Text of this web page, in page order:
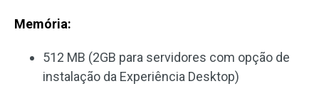
Memória:
512 MB (2GB para servidores com opção de
instalação da Experiência Desktop)